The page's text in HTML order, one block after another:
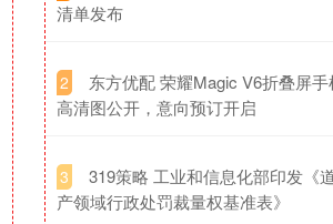
清单发布
2
东方优配 荣耀Magic V6折叠屏手
高清图公开，意向预订开启
3
​319策略 工业和信息化部印发《
产领域行政处罚裁量权基准表》